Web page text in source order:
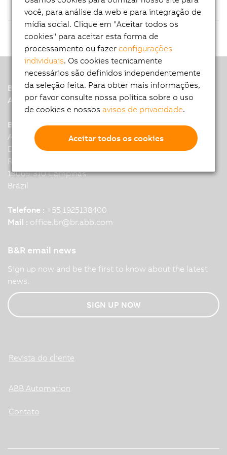
B&R
A member of the ABB Group
B&R Headquarters: Campinas
Alexander Grahan Bell 200 module
D2, Condominio Techno Park,
Rod Anhanguera, Km 104,5
13069-310 Campinas
Brazil
Telefone : +55 1925138400
Mail : office.br@br.abb.com
B&R email news
Sign up now and be the first to know about the latest
news.
SIGN UP NOW
Revista do cliente
ABB Automation
Contato
você, para análise da web e para integração de
mídia social. Clique em "Aceitar todos os
cookies" para aceitar esta forma de
processamento ou fazerconfigurações
individuais. Os cookies tecnicamente
necessários são definidos independentemente
da seleção feita. Para obter mais informações,
por favor consulte nossa política sobre o uso
de cookies e nossosavisos de privacidade.
Aceitar todos os cookies